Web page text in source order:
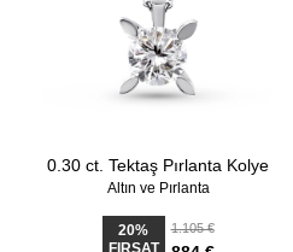
0.30 ct. Tektaş Pırlanta Kolye
Altın ve Pırlanta
20%
FIRSAT
1.105 €